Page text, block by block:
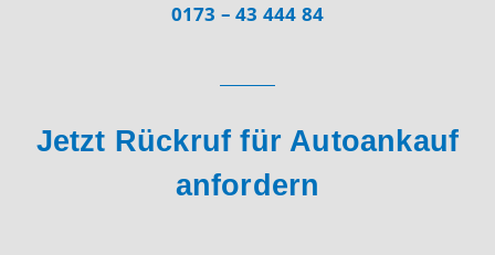
0173 – 43 444 84
Jetzt Rückruf für Autoankauf
anfordern